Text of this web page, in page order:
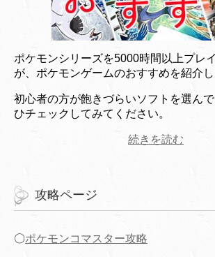
ポケモンシリーズを5000時間以上プレ
が、ポケモンゲームのおすすめを紹介し
初心者の方が飽きづらいソフトを選ん
ひチェックしてみてください。
続きを読む
攻略ページ
〇ポケモンコマスター攻略